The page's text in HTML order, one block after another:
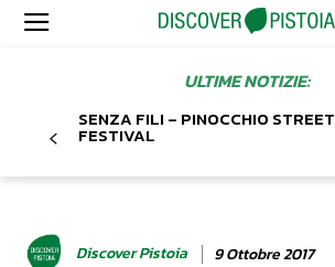
ULTIME NOTIZIE:
SENZA FILI – PINOCCHIO STREET
FESTIVAL
Discover Pistoia 9 Ottobre 2017